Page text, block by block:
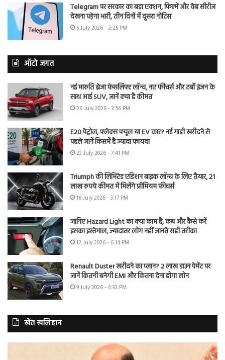
Telegram पर सरकार का बड़ा एक्शन, फिल्में और वेब सीरीज
देखना पड़ेगा भारी, तीन दिनों में दूसरा नोटिस
5 July 2026 - 2:25 PM
ऑटो जगत
नई मारुति ब्रेजा फेसलिफ्ट लॉन्च, नए फीचर्स और टर्बो इंजन के
साथ आई SUV, जानें क्या है कीमत
26 July 2026 - 3:56 PM
E20 पेट्रोल, फ्लेक्स फ्यूल या EV कार? नई गाड़ी खरीदने से
पहले जानें किसमें है ज्यादा फायदा
23 July 2026 - 7:41 PM
Triumph की लिमिटेड एडिशन बाइक लॉन्च के लिए तैयार, 21
लाख रुपये कीमत में मिलेंगे प्रीमियम फीचर्स
16 July 2026 - 3:17 PM
जानिए Hazard Light का क्या काम है, कब और कैसे करें
इसका इस्तेमाल, ज्यादातर लोग नहीं जानते सही तरीका
12 July 2026 - 6:14 PM
Renault Duster खरीदने का प्लान? 2 लाख डाउन पेमेंट पर
जानें कितनी बनेगी EMI और कितना देना होगा लोन
9 July 2026 - 6:33 PM
खेत खलिहान